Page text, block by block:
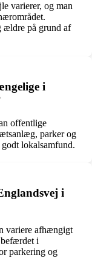
varierer, og man
ældre på grund af
i
offentlige
parker og
lokalsamfund.
i
variere afhængigt
i
parkering og